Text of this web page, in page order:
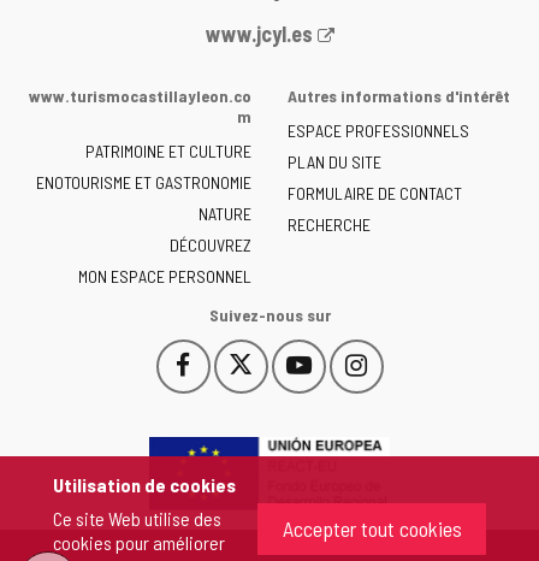
Utilisation de cookies
Ce site Web utilise des
cookies pour améliorer
Accepter tout cookies
Portail
la
de
Castilla
y
León
-
www.jcyl.es
www.turismocastillayleon.co
m
PATRIMOINE ET CULTURE
ENOTOURISME ET GASTRONOMIE
NATURE
DÉCOUVREZ
MON ESPACE PERSONNEL
Autres informations d'intérêt
ESPACE PROFESSIONNELS
PLAN DU SITE
FORMULAIRE DE CONTACT
RECHERCHE
Suivez-nous sur
Facebook
Este
enlace
abrirá
una
ventana
nueva.
Este
enlace
abrirá
ventana
nueva.
YouTube
Este
enlace
abrirá
ventana
nueva.
Instagram
Este
enlace
abrirá
ventana
nueva.